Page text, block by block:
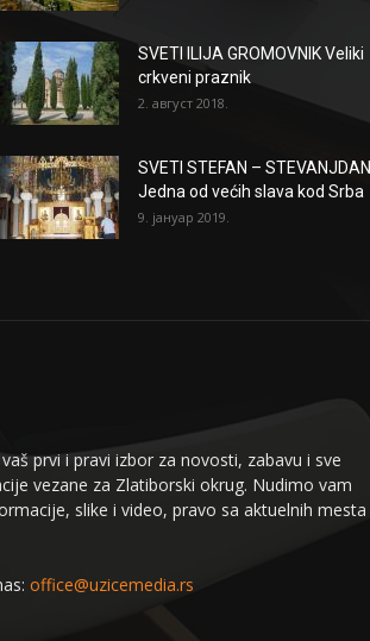
SVETI ILIJA GROMOVNIK Veliki
crkveni praznik
2. август 2018.
SVETI STEFAN – STEVANJDAN
Jedna od većih slava kod Srba
9. јануар 2019.
prvi i pravi izbor za novosti, zabavu i sve
vezane za Zlatiborski okrug. Nudimo vam
slike i video, pravo sa aktuelnih mesta
office@uzicemedia.rs